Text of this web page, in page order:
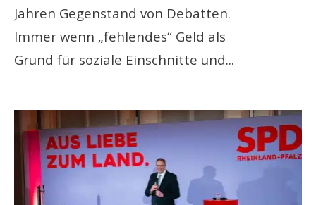
Jahren Gegenstand von Debatten.
Immer wenn „fehlendes“ Geld als
Grund für soziale Einschnitte und...